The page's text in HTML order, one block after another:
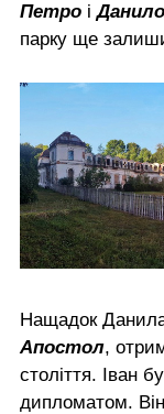
Петро іДанило
парку ще
Нащадок
Апостол,
століття. Іван
дипломатом.